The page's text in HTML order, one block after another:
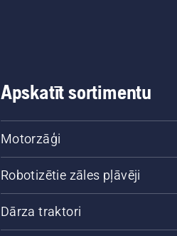
Apskatīt sortimentu
Motorzāģi
Robotizētie zāles pļāvēji
Dārza traktori